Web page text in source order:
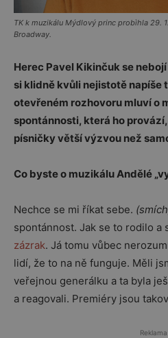
TK k muzikálu Mýdlový princ probìhla 29.
Broadway.
Herec Pavel Kikinčuk se
si klidně kvůli nejistotě napíše
otevřeném rozhovoru mluví o
spontánnosti, která ho
písničky větší výzvou než
Co byste o muzikálu Andělé
Nechce se mi říkat sebe.
spontánnost. Jak se to rodilo a
zázrak. Já tomu vůbec
lidí, že to na ně funguje. Měli
veřejnou generálku a ta byla
a reagovali. Premiéry jsou
Reklama